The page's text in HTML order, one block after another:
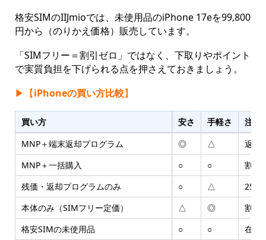
格安SIMのIIJmioでは、未使用品のiPhone 17eを99,800
円から（のりかえ価格）販売しています。
「SIMフリー＝割引ゼロ」ではなく、下取りやポイント
で実質負担を下げられる点を押さえておきましょう。
▶︎【iPhoneの買い方比較】
買い方 安さ 手軽さ
注意
MNP＋端末返却プログラム
◎ △
返却
MNP＋一括購入
○ ○
割引
残価・返却プログラムのみ
○ △
25か
本体のみ（SIMフリー定価）
△ ◎
割引
格安SIMの未使用品
○ ○
在庫